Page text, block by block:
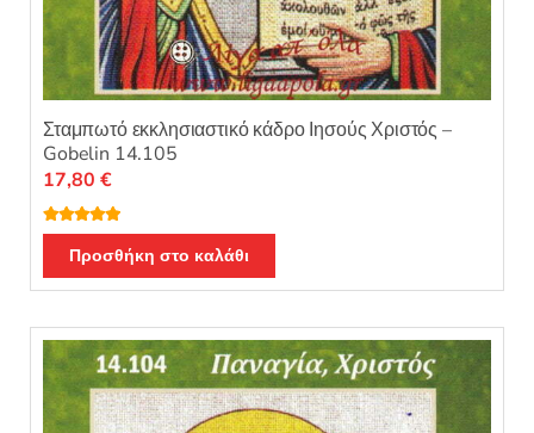
Σταμπωτό εκκλησιαστικό κάδρο Ιησούς Χριστός –
Gobelin 14.105
Βαθμολογή
θηκε με5.00
από 5
17,80 €
Προσθήκη στο καλάθι